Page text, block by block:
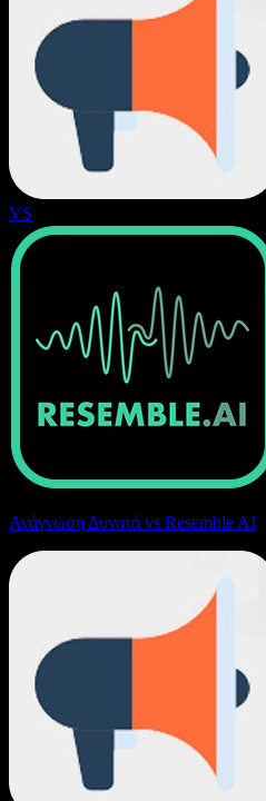
VS
Ανάγνωση Δυνατά vs Resemble AI